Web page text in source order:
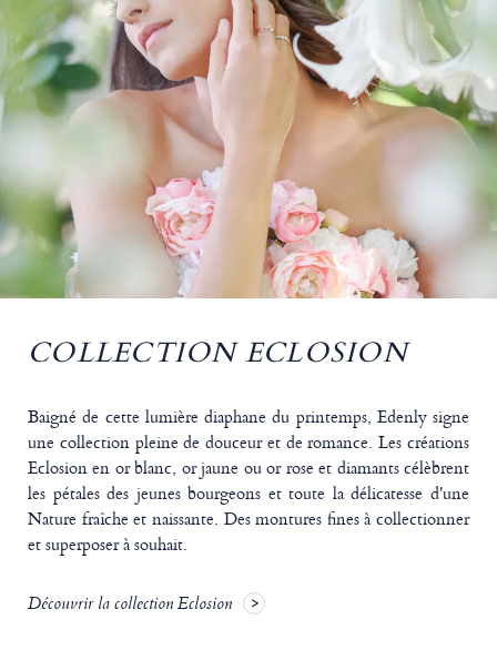
COLLECTION ECLOSION
Baigné de cette lumière diaphane du printemps, Edenly signe
une collection pleine de douceur et de romance. Les créations
Eclosion en or blanc, or jaune ou or rose et diamants célèbrent
les pétales des jeunes bourgeons et toute la délicatesse d'une
Nature fraîche et naissante. Des montures fines à collectionner
et superposer à souhait.
Découvrir la collection Eclosion